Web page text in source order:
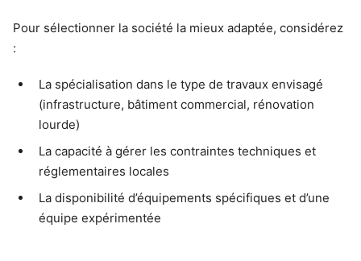
Pour sélectionner la société la mieux adaptée, considérez
:
La spécialisation dans le type de travaux envisagé
(infrastructure, bâtiment commercial, rénovation
lourde)
La capacité à gérer les contraintes techniques et
réglementaires locales
La disponibilité d’équipements spécifiques et d’une
équipe expérimentée